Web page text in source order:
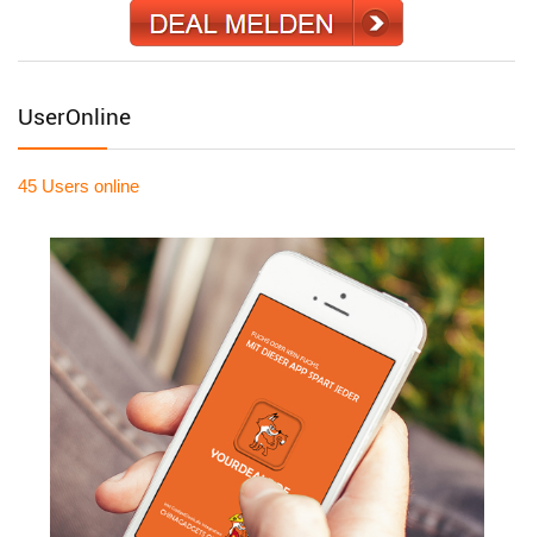
UserOnline
45 Users online